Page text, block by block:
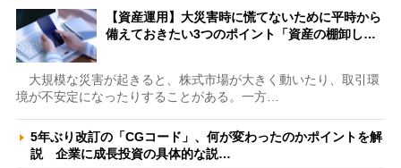
【資産運用】大災害時に慌てないために平時から
備えておきたい3つのポイント「資産の棚卸し…
大規模な災害が起きると、株式市場が大きく動いたり、取引環
境が不安定になったりすることがある。一方…
5年ぶり改訂の「CGコード」、何が変わったのかポイントを解
説 企業に成長投資の具体的な説…